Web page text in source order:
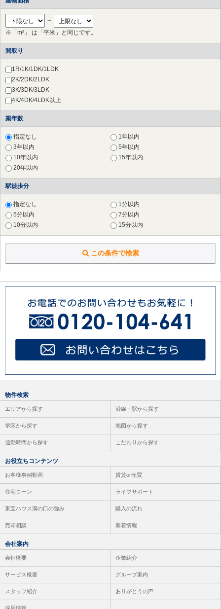
～
※「m²」 は「平米」と同じです。
間取り
1R/1K/1DK/1LDK
2K/2DK/2LDK
3K/3DK/3LDK
4K/4DK/4LDK以上
築年数
指定なし
1年以内
3年以内
5年以内
10年以内
15年以内
20年以内
駅徒歩分
指定なし
1分以内
5分以内
7分以内
10分以内
15分以内
この条件で検索
物件検索
エリアから探す 沿線・駅から探す
学区から探す 地図から探す
通勤時間から探す こだわりから探す
お役立ちコンテンツ
お客様事例動画 賃貸or売買
住宅ローン ライフサポート
東宝ハウス溝の口の強み 購入の流れ
売却相談 新着情報
会社案内
会社概要 企業紹介
サービス概要 グループ案内
スタッフ紹介 ありがとうの声